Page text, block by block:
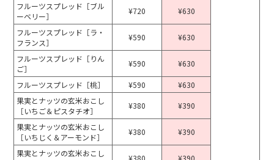
フルーツスプレッド［ブル
ーベリー］
¥720 ¥630
フルーツスプレッド［ラ・
フランス］
¥590 ¥630
フルーツスプレッド［りん
ご］
¥590 ¥630
フルーツスプレッド［桃］ ¥590
¥630
果実とナッツの玄米おこし
［いちご＆ピスタチオ］
¥380 ¥390
果実とナッツの玄米おこし
［いちじく＆アーモンド］
¥380 ¥390
果実とナッツの玄米おこし
¥380 ¥390